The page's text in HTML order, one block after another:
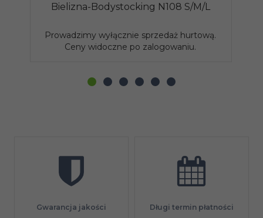
Bielizna-Bodystocking N108 S/M/L
Prowadzimy wyłącznie sprzedaż hurtową.
Ceny widoczne po zalogowaniu.
Gwarancja jakości Długi termin płatności